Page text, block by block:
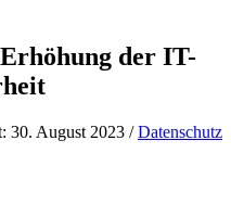
der IT-
30. August 2023 /Datenschutz